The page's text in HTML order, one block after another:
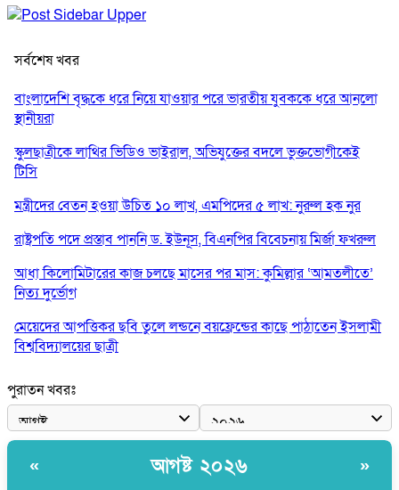
সর্বশেষ খবর
বাংলাদেশি বৃদ্ধকে ধরে নিয়ে যাওয়ার পরে ভারতীয় যুবককে ধরে আনলো
স্থানীয়রা
স্কুলছাত্রীকে লাথির ভিডিও ভাইরাল, অভিযুক্তের বদলে ভুক্তভোগীকেই
টিসি
মন্ত্রীদের বেতন হওয়া উচিত ১০ লাখ, এমপিদের ৫ লাখ: নুরুল হক নুর
রাষ্ট্রপতি পদে প্রস্তাব পাননি ড. ইউনূস, বিএনপির বিবেচনায় মির্জা ফখরুল
আধা কিলোমিটারের কাজ চলছে মাসের পর মাস: কুমিল্লার ‘আমতলীতে’
নিত্য দুর্ভোগ
মেয়েদের আপত্তিকর ছবি তুলে লন্ডনে বয়ফ্রেন্ডের কাছে পাঠাতেন ইসলামী
বিশ্ববিদ্যালয়ের ছাত্রী
পুলিশকে পিটিয়ে রক্তাক্ত করেছি এ দৃশ্য কি আপনারা দেখেননি: এনসিপি
নেতা
পাঁচ দেশি মাছে মিলল মাইক্রোপ্লাস্টিক, সবচেয়ে বেশি কই মাছে
বাংলাদেশী কর্মীদের আকামা নিয়ে বড় সুখবর দিলো সৌদি সরকার
পুরাতন খবরঃ
« আগষ্ট ২০২৬ »